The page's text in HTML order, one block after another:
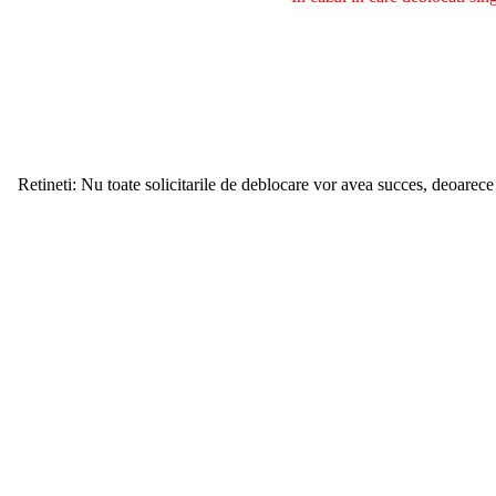
Retineti: Nu toate solicitarile de deblocare vor avea succes,